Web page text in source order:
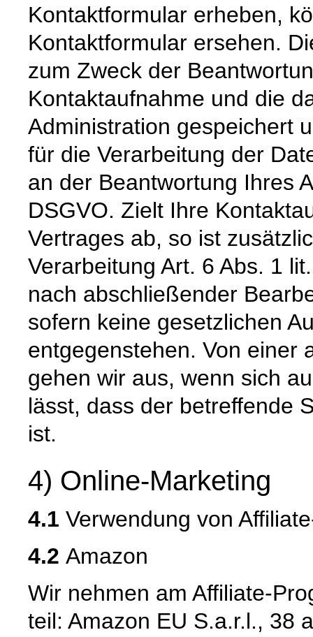
Kontaktformular erheben,
Kontaktformular ersehen.
zum Zweck der
Kontaktaufnahme und die
Administration gespeichert
für die Verarbeitung der
an der Beantwortung Ihres
DSGVO. Zielt Ihre
Vertrages ab, so ist
Verarbeitung Art. 6 Abs. 1
nach abschließender
sofern keine gesetzlichen
entgegenstehen. Von einer
gehen wir aus, wenn sich
lässt, dass der betreffende
ist.
4) Online-Marketing
4.1 Verwendung von
4.2 Amazon
Wir nehmen am Affiliate-
teil: Amazon EU S.a.r.l., 38